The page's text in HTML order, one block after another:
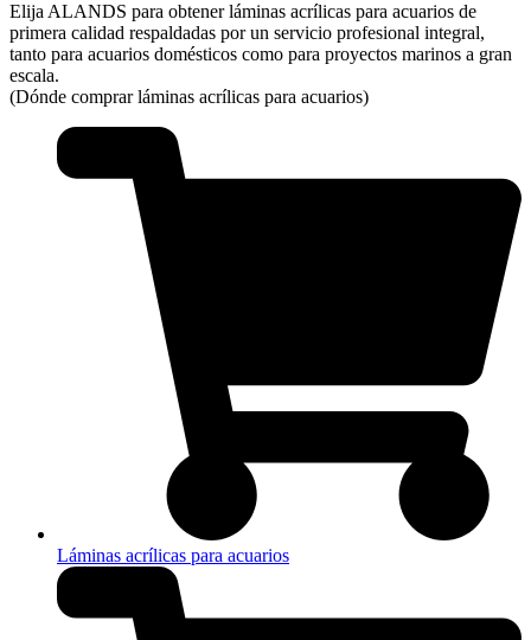
Elija ALANDS para obtener láminas acrílicas para acuarios de
primera calidad respaldadas por un servicio profesional integral,
tanto para acuarios domésticos como para proyectos marinos a gran
escala.
(Dónde comprar láminas acrílicas para acuarios)
Láminas acrílicas para acuarios